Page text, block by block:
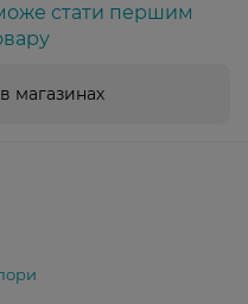
стати першим
магазинах